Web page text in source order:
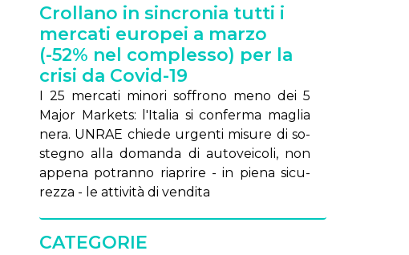
Crollano in sincronia tutti i
mercati europei a marzo
(-52% nel complesso) per la
crisi da Covid-19
I 25 mer­ca­ti mi­no­ri sof­fro­no me­no dei 5
Ma­jor Mar­ke­ts: l'I­ta­lia si con­fer­ma ma­glia
ne­ra. UN­RAE chie­de ur­gen­ti mi­su­re di so­
ste­gno al­la do­man­da di au­to­vei­co­li, non
ap­pe­na po­tran­no ria­pri­re - in pie­na si­cu­
rez­za - le at­ti­vi­tà di ven­di­ta
CATEGORIE